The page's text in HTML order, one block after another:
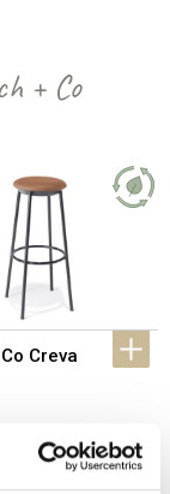
+ Co
Creva